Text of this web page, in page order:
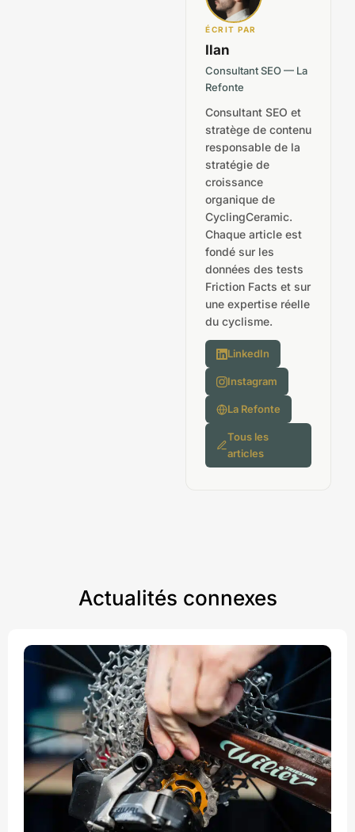
ÉCRIT PAR
Ilan
Consultant SEO — La
Refonte
Consultant SEO et
stratège de contenu
responsable de la
stratégie de
croissance
organique de
CyclingCeramic.
Chaque article est
fondé sur les
données des tests
Friction Facts et sur
une expertise réelle
du cyclisme.
LinkedIn
Instagram
La Refonte
Tous les
articles
Actualités connexes